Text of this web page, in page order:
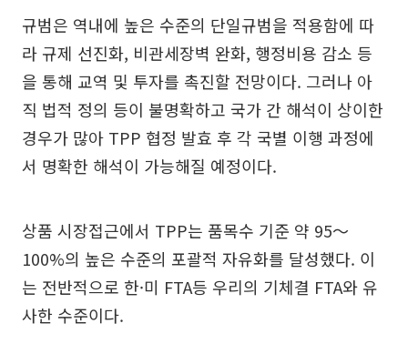
규범은 역내에 높은 수준의 단일규범을 적용함에 따
라 규제 선진화, 비관세장벽 완화, 행정비용 감소 등
을 통해 교역 및 투자를 촉진할 전망이다. 그러나 아
직 법적 정의 등이 불명확하고 국가 간 해석이 상이한
경우가 많아 TPP 협정 발효 후 각 국별 이행 과정에
서 명확한 해석이 가능해질 예정이다.
상품 시장접근에서 TPP는 품목수 기준 약 95～
100%의 높은 수준의 포괄적 자유화를 달성했다. 이
는 전반적으로 한·미 FTA등 우리의 기체결 FTA와 유
사한 수준이다.